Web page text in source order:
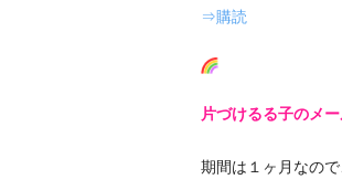
⇒購読
片づけるる子のメ
期間は１ヶ月なの